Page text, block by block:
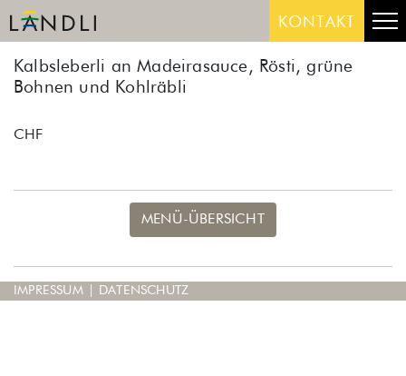
Skip
to
KONTAKT
Kalbsleberli an Madeirasauce, Rösti, grüne
Bohnen und Kohlräbli
CHF
MENÜ-ÜBERSICHT
IMPRESSUM DATENSCHUTZ